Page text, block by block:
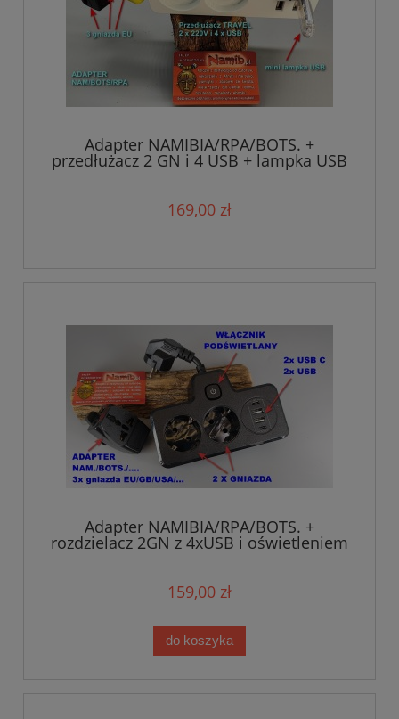
Adapter NAMIBIA/RPA/BOTS. +
przedłużacz 2 GN i 4 USB + lampka USB
169,00 zł
Adapter NAMIBIA/RPA/BOTS. +
rozdzielacz 2GN z 4xUSB i oświetleniem
159,00 zł
do koszyka